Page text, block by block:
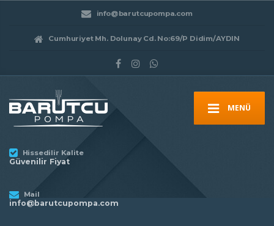
info@barutcupompa.com
Cumhuriyet Mh. Dolunay Cd. No:69/P Didim/AYDIN
MENÜ
Hissedilir Kalite
Güvenilir Fiyat
Mail
info@barutcupompa.com